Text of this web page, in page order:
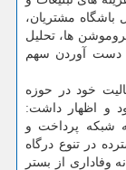
باشگاه مشتریان،
ها، تحلیل
دست آوردن سهم
خود در حوزه
و اظهار داشت:
شبکه پرداخت و
در تنوع درگاه
وفاداری از بستر